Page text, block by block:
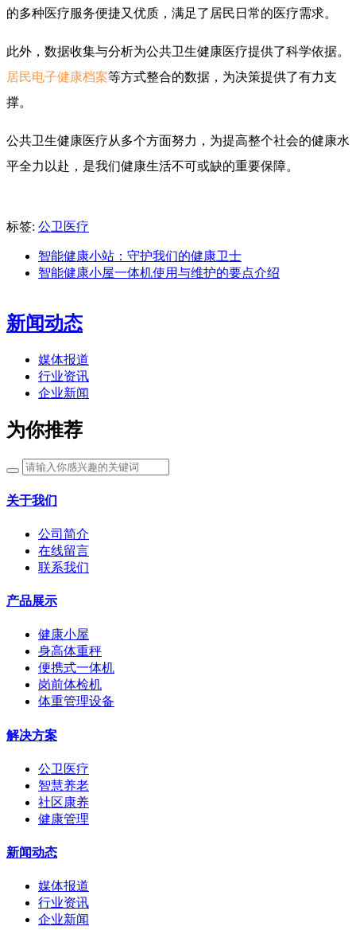
的多种医疗服务便捷又优质，满足了居民日常的医疗需求。
此外，数据收集与分析为公共卫生健康医疗提供了科学依据。
居民电子健康档案等方式整合的数据，为决策提供了有力支
撑。
公共卫生健康医疗从多个方面努力，为提高整个社会的健康水
平全力以赴，是我们健康生活不可或缺的重要保障。
标签: 公卫医疗
智能健康小站：守护我们的健康卫士
智能健康小屋一体机使用与维护的要点介绍
新闻动态
媒体报道
行业资讯
企业新闻
为你推荐
关于我们
公司简介
在线留言
联系我们
产品展示
健康小屋
身高体重秤
便携式一体机
岗前体检机
体重管理设备
解决方案
公卫医疗
智慧养老
社区康养
健康管理
新闻动态
媒体报道
行业资讯
企业新闻